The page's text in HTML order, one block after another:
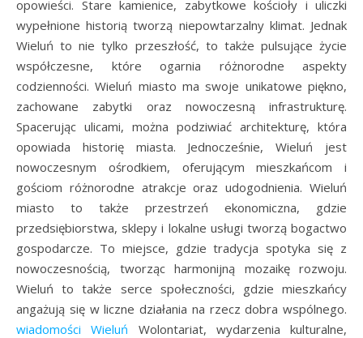
opowieści. Stare kamienice, zabytkowe kościoły i uliczki
wypełnione historią tworzą niepowtarzalny klimat. Jednak
Wieluń to nie tylko przeszłość, to także pulsujące życie
współczesne, które ogarnia różnorodne aspekty
codzienności. Wieluń miasto ma swoje unikatowe piękno,
zachowane zabytki oraz nowoczesną infrastrukturę.
Spacerując ulicami, można podziwiać architekturę, która
opowiada historię miasta. Jednocześnie, Wieluń jest
nowoczesnym ośrodkiem, oferującym mieszkańcom i
gościom różnorodne atrakcje oraz udogodnienia. Wieluń
miasto to także przestrzeń ekonomiczna, gdzie
przedsiębiorstwa, sklepy i lokalne usługi tworzą bogactwo
gospodarcze. To miejsce, gdzie tradycja spotyka się z
nowoczesnością, tworząc harmonijną mozaikę rozwoju.
Wieluń to także serce społeczności, gdzie mieszkańcy
angażują się w liczne działania na rzecz dobra wspólnego.
wiadomości Wieluń Wolontariat, wydarzenia kulturalne,